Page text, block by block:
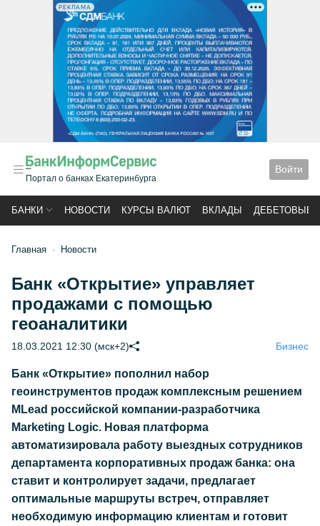
РЕКЛАМА
Портал о банках Екатеринбурга
Войти
БАНКИ НОВОСТИ КУРСЫ ВАЛЮТ ВКЛАДЫ ДЕБЕТОВЫЕ
Главная Новости
Банк «Открытие» управляет
продажами с помощью
геоаналитики
18.03.2021 12:30 (мск+2) Бизнес
Банк «Открытие» пополнил набор
геоинструментов продаж комплексным решением
MLead российской компании-разработчика
Marketing Logic. Новая платформа
автоматизировала работу выездных сотрудников
департамента корпоративных продаж банка: она
ставит и контролирует задачи, предлагает
оптимальные маршруты встреч, отправляет
необходимую информацию клиентам и готовит